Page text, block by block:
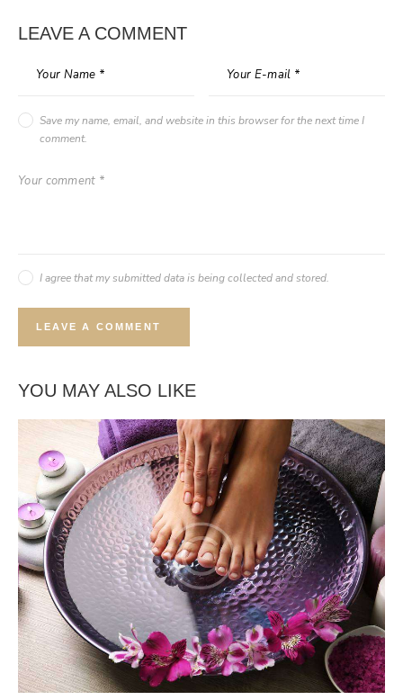
LEAVE A COMMENT
Save my name, email, and website in this browser for the next time I
comment.
I agree that my submitted data is being collected and stored.
YOU MAY ALSO LIKE